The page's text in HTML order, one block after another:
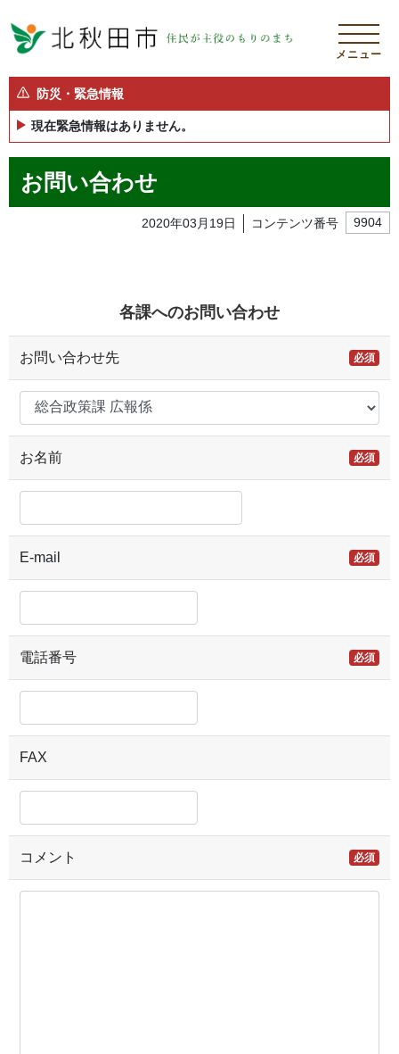
メニュー
防災・緊急情報
現在緊急情報はありません。
お問い合わせ
2020年03月19日 コンテンツ番号 9904
各課へのお問い合わせ
お問い合わせ先 必須
お名前 必須
E-mail 必須
電話番号 必須
FAX
コメント 必須